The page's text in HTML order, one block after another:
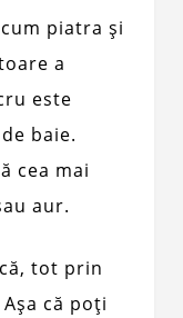
piatra și
a
este
baie.
cea mai
aur.
tot prin
că poți